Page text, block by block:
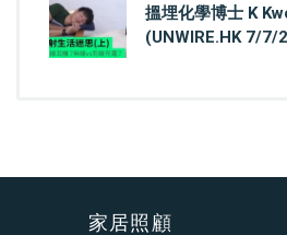
搵埋化學博士 K
(UNWIRE.HK 7/7/
家居照顧